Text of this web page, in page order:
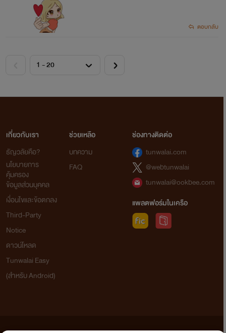
ตอบกลับ
เกี่ยวกับเรา
ธัญวลัยคือ?
นโยบายการ
คุ้มครอง
ข้อมูลส่วนบุคคล
เงื่อนไขและข้อตกลง
Third-Party
Notice
ดาวน์โหลด
Tunwalai Easy
(สำหรับ Android)
ช่วยเหลือ
บทความ
FAQ
ช่องทางติดต่อ
tunwalai.com
@webtunwalai
tunwalai@ookbee.com
แพลตฟอร์มในเครือ